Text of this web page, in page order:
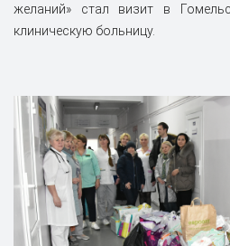
желаний» стал визит в
клиническую больницу.